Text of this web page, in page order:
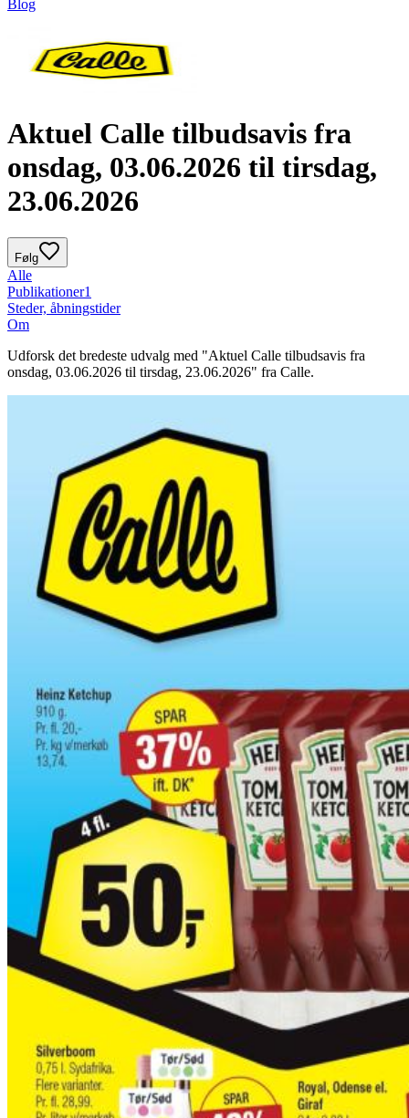
Blog
Aktuel Calle tilbudsavis fra
onsdag, 03.06.2026 til tirsdag,
23.06.2026
Følg
Alle
Publikationer1
Steder, åbningstider
Om
Udforsk det bredeste udvalg med "Aktuel Calle tilbudsavis fra
onsdag, 03.06.2026 til tirsdag, 23.06.2026" fra Calle.